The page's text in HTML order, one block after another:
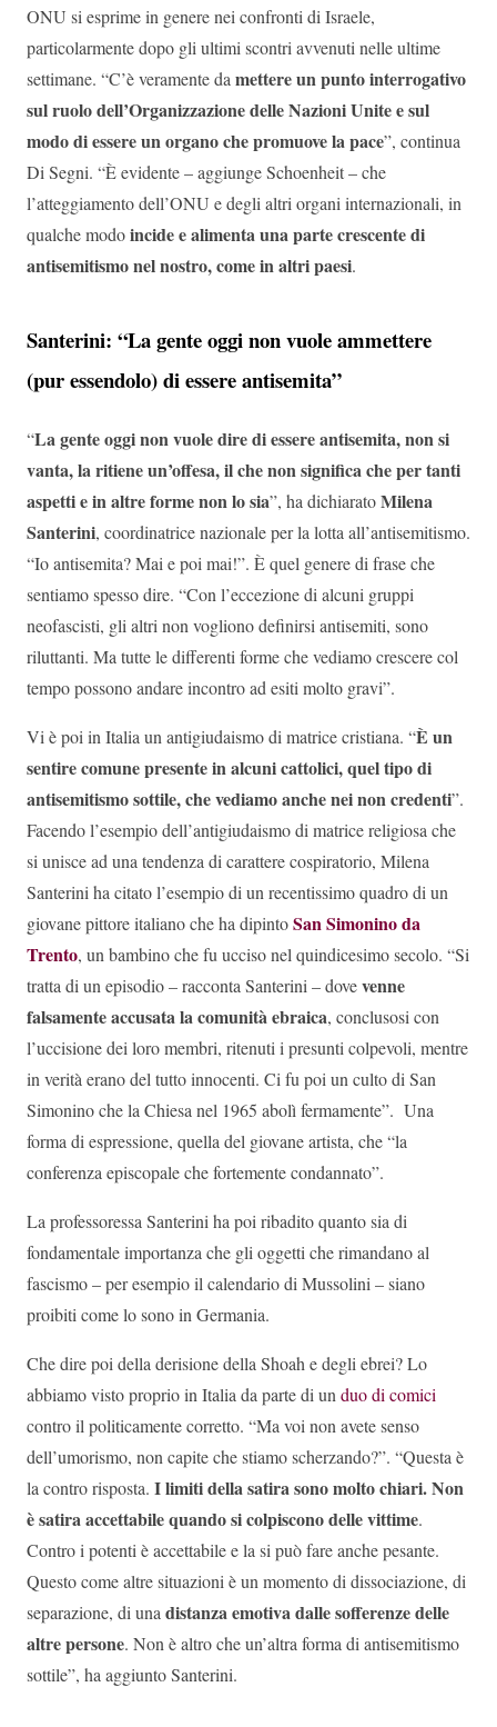
ONU si esprime in genere nei confronti di Israele,
particolarmente dopo gli ultimi scontri avvenuti nelle ultime
settimane. “C’è veramente da mettere un punto interrogativo
sul ruolo dell’Organizzazione delle Nazioni Unite e sul
modo di essere un organo che promuove la pace”, continua
Di Segni. “È evidente – aggiunge Schoenheit – che
l’atteggiamento dell’ONU e degli altri organi internazionali, in
qualche modoincide e alimenta una parte crescente di
antisemitismo nel nostro, come in altri paesi.
Santerini: “La gente oggi non vuole ammettere
(pur essendolo) di essere antisemita”
“La gente oggi non vuole dire di essere antisemita, non si
vanta, la ritiene un’offesa, il che non significa che per tanti
aspetti e in altre forme non lo sia”, ha dichiaratoMilena
Santerini, coordinatrice nazionale per la lotta all’antisemitismo.
“Io antisemita? Mai e poi mai!”. È quel genere di frase che
sentiamo spesso dire. “Con l’eccezione di alcuni gruppi
neofascisti, gli altri non vogliono definirsi antisemiti, sono
riluttanti. Ma tutte le differenti forme che vediamo crescere col
tempo possono andare incontro ad esiti molto gravi”.
Vi è poi in Italia un antigiudaismo di matrice cristiana. “È un
sentire comune presente in alcuni cattolici, quel tipo di
antisemitismo sottile, che vediamo anche nei non credenti”.
Facendo l’esempio dell’antigiudaismo di matrice religiosa che
si unisce ad una tendenza di carattere cospiratorio, Milena
Santerini ha citato l’esempio di un recentissimo quadro di un
giovane pittore italiano che ha dipintoSan Simonino da
Trento, un bambino che fu ucciso nel quindicesimo secolo. “Si
tratta di un episodio – racconta Santerini – dovevenne
falsamente accusata la comunità ebraica, conclusosi con
l’uccisione dei loro membri, ritenuti i presunti colpevoli, mentre
in verità erano del tutto innocenti. Ci fu poi un culto di San
Simonino che la Chiesa nel 1965 abolì fermamente”. Una
forma di espressione, quella del giovane artista, che “la
conferenza episcopale che fortemente condannato”.
La professoressa Santerini ha poi ribadito quanto sia di
fondamentale importanza che gli oggetti che rimandano al
fascismo – per esempio il calendario di Mussolini – siano
proibiti come lo sono in Germania.
Che dire poi della derisione della Shoah e degli ebrei? Lo
abbiamo visto proprio in Italia da parte di un duo di comici
contro il politicamente corretto. “Ma voi non avete senso
dell’umorismo, non capite che stiamo scherzando?”. “Questa è
la contro risposta. I limiti della satira sono molto chiari. Non
è satira accettabile quando si colpiscono delle vittime.
Contro i potenti è accettabile e la si può fare anche pesante.
Questo come altre situazioni è un momento di dissociazione, di
separazione, di una distanza emotiva dalle sofferenze delle
altre persone. Non è altro che un’altra forma di antisemitismo
sottile”, ha aggiunto Santerini.